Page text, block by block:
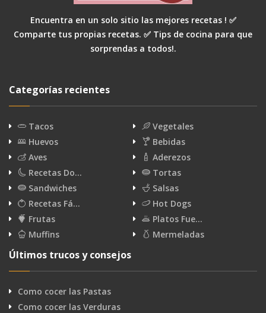
Encuentra en un solo sitio las mejores recetas ! ✅
Comparte tus propias recetas. ✅ Tips de cocina para que
sorprendas a todos!.
Categorías recientes
Tacos
Vegetales
Huevos
Bebidas
Aves
Aderezos
Recetas Do…
Tortas
Sandwiches
Salsas
Recetas Fá…
Hot Dogs
Frutas
Platos Fue…
Muffins
Mermeladas
Últimos trucos y consejos
Como cocer las Pastas
Como cocer las Verduras